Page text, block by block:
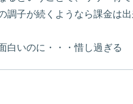
調子が続くようなら課金は
白いのに・・・惜し過ぎる